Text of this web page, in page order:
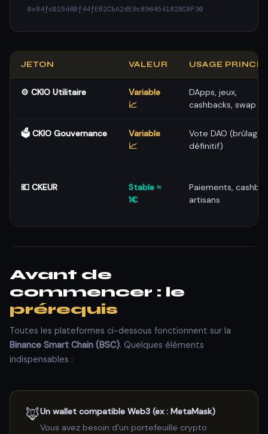
0x84fc015d60f44fEB2CbA2dE9c896454182BC0F30
JETON VALEUR USAGE
⚙️ CKIO Utilitaire
Variable
📈
DApps, jeux,
cashbacks, swap
🗳️ CKIO Gouvernance
Variable
📈
Vote DAO (brûlage
définitif)
💶 CKEUR
Stable ≈
1€
Paiements,
artisans
Avant de
commencer : le
prérequis
Toutes les plateformes ci-dessous fonctionnent sur la
Binance Smart Chain (BSC). Quelques éléments
indispensables :
🦊Un wallet compatible Web3 (ex : MetaMask)
Vous avez besoin d'un portefeuille crypto